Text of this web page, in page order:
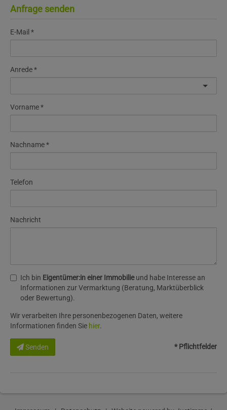
Anfrage senden
E-Mail
Anrede
Vorname
Nachname
Telefon
Nachricht
Ich bin Eigentümer:in einer Immobilieund habe Interesse an
Informationen zur Vermarktung (Beratung, Marktüberblick
oder Bewertung).
Wir verarbeiten Ihre personenbezogenen Daten, weitere
Informationen finden Sie hier.
Senden * Pflichtfelder